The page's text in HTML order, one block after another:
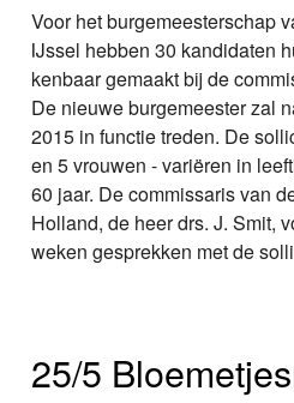
Voor het burgemeesterschap
IJssel hebben 30 kandidaten
kenbaar gemaakt bij de
De nieuwe burgemeester zal
2015 in functie treden. De
en 5 vrouwen - variëren in
60 jaar. De commissaris van
Holland, de heer drs. J. Smit,
weken gesprekken met de
25/5